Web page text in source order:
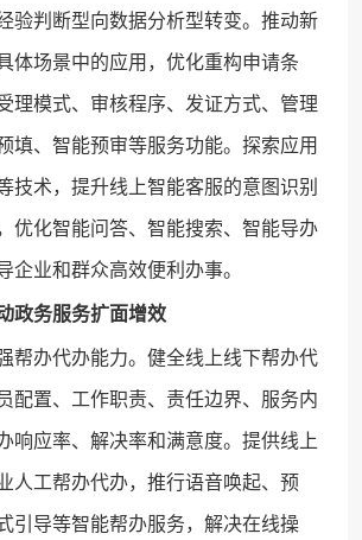
验判断型向数据分析型转变。推动新
体场景中的应用，优化重构申请条
理模式、审核程序、发证方式、管理
填、智能预审等服务功能。探索应用
技术，提升线上智能客服的意图识别
优化智能问答、智能搜索、智能导办
企业和群众高效便利办事。
政务服务扩面增效
帮办代办能力。健全线上线下帮办代
配置、工作职责、责任边界、服务内
响应率、解决率和满意度。提供线上
人工帮办代办，推行语音唤起、预
引导等智能帮办服务，解决在线操